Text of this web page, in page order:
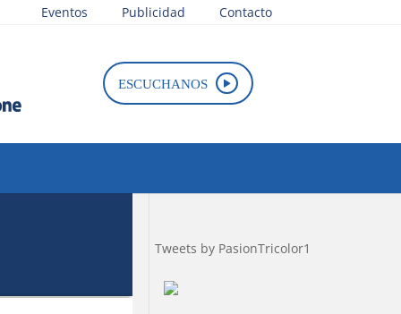
Eventos Publicidad Contacto
ESCUCHANOS
Tweets by PasionTricolor1